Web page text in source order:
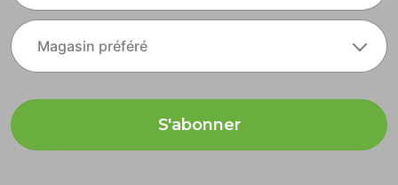
S'abonner